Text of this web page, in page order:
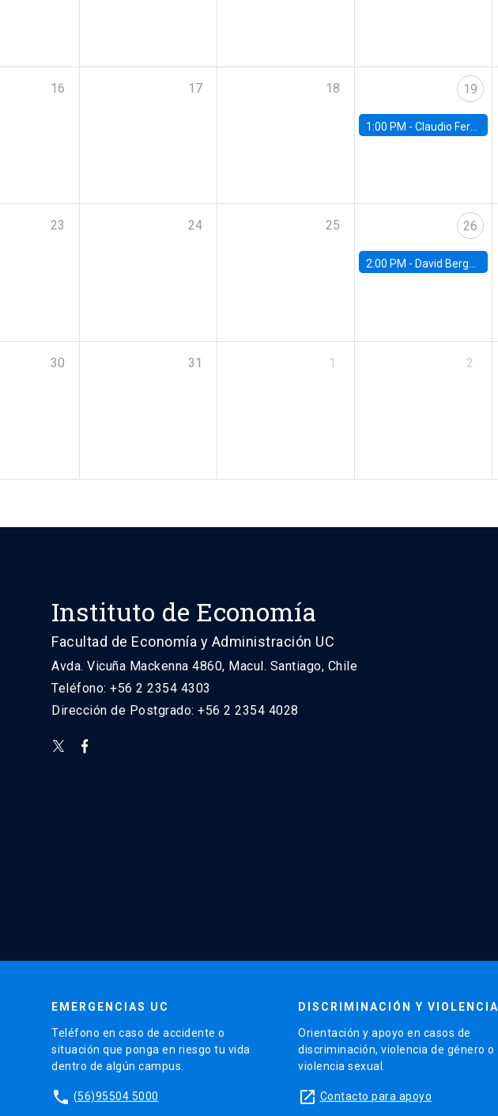
16 17 18 19
1:00 PM - Claudio Ferraz, British Columbia
23 24 25 26
2:00 PM - David Berger, Duke
30 31 1 2
Instituto de Economía
Facultad de Economía y Administración UC
Avda. Vicuña Mackenna 4860, Macul. Santiago, Chile
Teléfono: +56 2 2354 4303
Dirección de Postgrado: +56 2 2354 4028
EMERGENCIAS UC
Teléfono en caso de accidente o
situación que ponga en riesgo tu vida
dentro de algún campus.
phone (56)95504 5000
DISCRIMINACIÓN Y VIOLENCIA
Orientación y apoyo en casos de
discriminación, violencia de género o
violencia sexual.
launch Contacto para apoyo